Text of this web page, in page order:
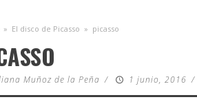
» El disco de Picasso » picasso
Muñoz de la Peña / 1 junio, 2016 /